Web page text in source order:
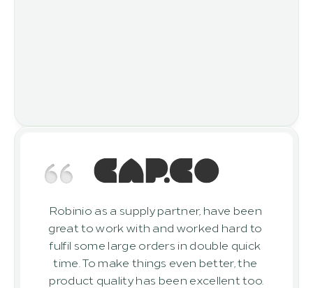
Robinio as a supply partner, have been
great to work with and worked hard to
fulfil some large orders in double quick
time. To make things even better, the
product quality has been excellent too.